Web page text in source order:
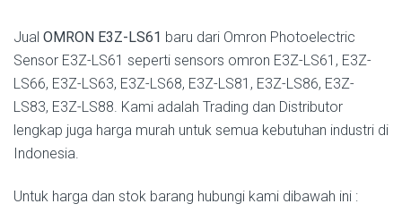
Jual OMRON E3Z-LS61 baru dari Omron Photoelectric
Sensor E3Z-LS61 seperti sensors omron E3Z-LS61, E3Z-
LS66, E3Z-LS63, E3Z-LS68, E3Z-LS81, E3Z-LS86, E3Z-
LS83, E3Z-LS88. Kami adalah Trading dan Distributor
lengkap juga harga murah untuk semua kebutuhan industri di
Indonesia.
Untuk harga dan stok barang hubungi kami dibawah ini :